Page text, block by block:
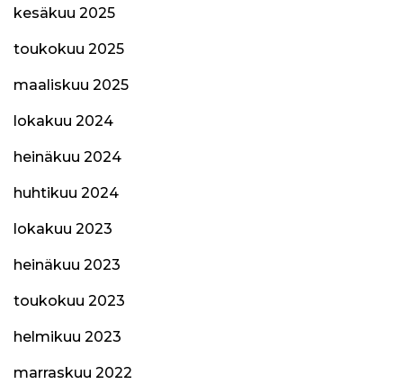
kesäkuu 2025
toukokuu 2025
maaliskuu 2025
lokakuu 2024
heinäkuu 2024
huhtikuu 2024
lokakuu 2023
heinäkuu 2023
toukokuu 2023
helmikuu 2023
marraskuu 2022